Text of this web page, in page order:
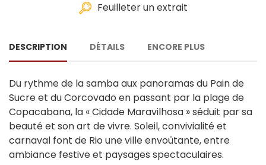
Feuilleter un extrait
DESCRIPTION DÉTAILS ENCORE PLUS
Du rythme de la samba aux panoramas du Pain de
Sucre et du Corcovado en passant par la plage de
Copacabana, la « Cidade Maravilhosa » séduit par sa
beauté et son art de vivre. Soleil, convivialité et
carnaval font de Rio une ville envoûtante, entre
ambiance festive et paysages spectaculaires.